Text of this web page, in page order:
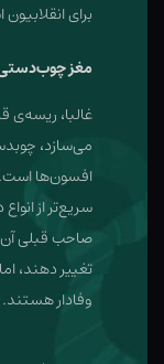
برای
مغز
غالبا، ریسه‌ی
می‌سازد،
افسون‌ها است.
سریع‌تر از
صاحب قبلی آن
تغییر دهند،
وفادار هستند.